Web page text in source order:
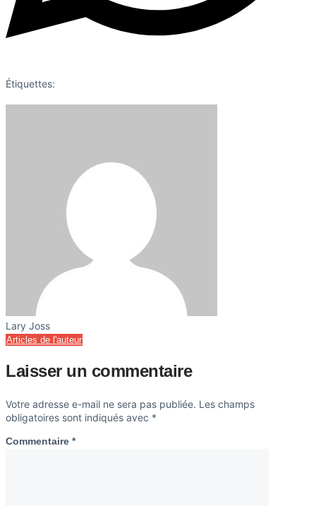
Étiquettes:
Lary Joss
Articles de l'auteur
Laisser un commentaire
Votre adresse e-mail ne sera pas publiée. Les champs
obligatoires sont indiqués avec *
Commentaire *